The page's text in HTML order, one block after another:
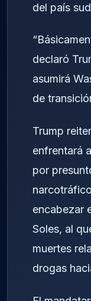
del país
declaró
asumirá
de
Trump
enfrentará
por
encabezar
Soles, al
muertes
drogas